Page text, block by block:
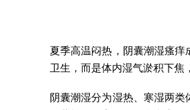
夏季高温闷热，阴囊潮湿瘙
卫生，而是体内湿气淤积下焦
阴囊潮湿分为湿热、寒湿两